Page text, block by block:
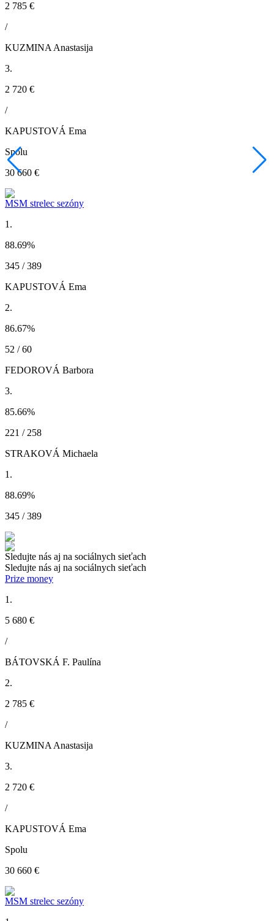
2 785 €
/
KUZMINA Anastasija
3.
2 720 €
/
KAPUSTOVÁ Ema
Spolu
30 660 €
MSM strelec sezóny
1.
88.69%
345 / 389
KAPUSTOVÁ Ema
2.
86.67%
52 / 60
FEDOROVÁ Barbora
3.
85.66%
221 / 258
STRAKOVÁ Michaela
1.
88.69%
345 / 389
Sledujte nás aj na sociálnych sieťach
Sledujte nás aj na sociálnych sieťach
Prize money
1.
5 680 €
/
BÁTOVSKÁ F. Paulína
2.
2 785 €
/
KUZMINA Anastasija
3.
2 720 €
/
KAPUSTOVÁ Ema
Spolu
30 660 €
MSM strelec sezóny